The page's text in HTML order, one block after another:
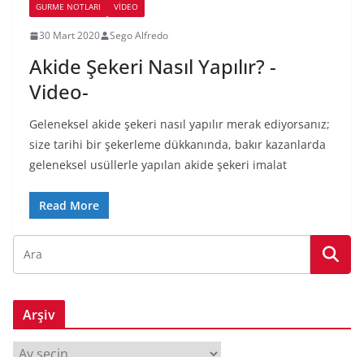
GURME NOTLARI VIDEO
30 Mart 2020 Sego Alfredo
Akide Şekeri Nasıl Yapılır? -
Video-
Geleneksel akide şekeri nasıl yapılır merak ediyorsanız;
size tarihi bir şekerleme dükkanında, bakır kazanlarda
geleneksel usüllerle yapılan akide şekeri imalat
Read More
Arşiv